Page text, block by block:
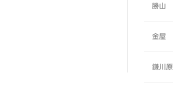
勝山
金屋
鎌川原